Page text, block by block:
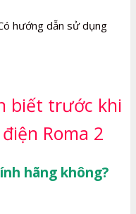
hướng dẫn sử dụng
biết trước khi
Roma 2
hãng không?